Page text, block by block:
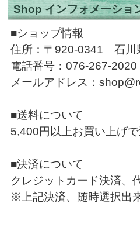
Shop インフォメーショ
■ショップ情報
住所：〒920-0341 石川
電話番号：076-267-2020
メールアドレス：
■送料について
5,400円以上お買い上げ
■決済について
クレジットカード決済、
※上記決済、随時選択出